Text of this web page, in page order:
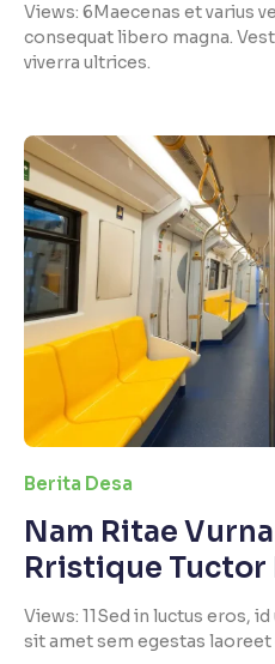
Views: 6Maecenas et varius
consequat libero magna.
viverra ultrices.
Berita Desa
Nam Ritae
Rristique
Views: 11Sed in luctus eros,
sit amet sem egestas laoreet